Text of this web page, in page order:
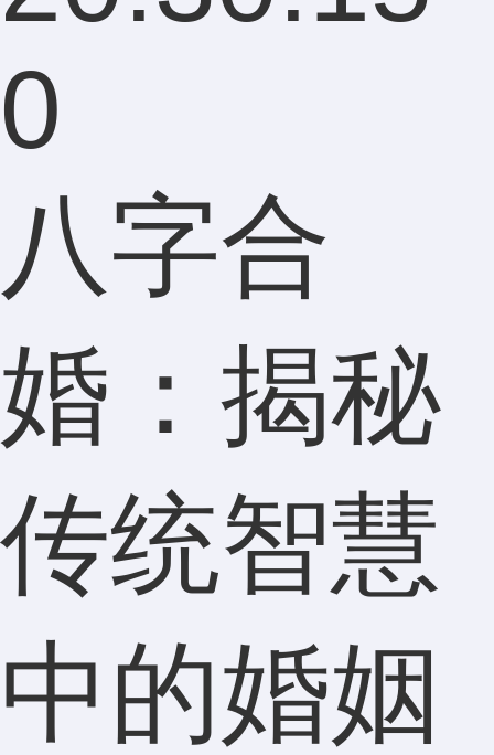
0
八字合
婚：揭秘
传统智慧
中的婚姻